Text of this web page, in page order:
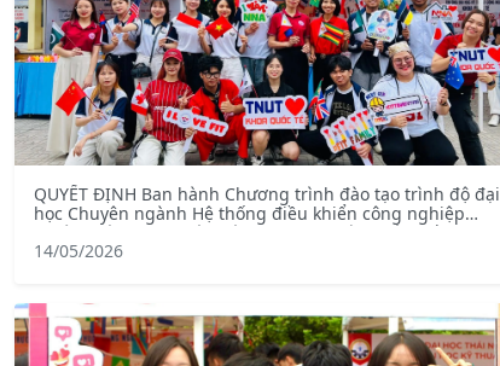
QUYẾT ĐỊNH Ban hành Chương trình đào tạo trình độ đại
học Chuyên ngành Hệ thống điều khiển công nghiệp
thuộc ngành Kỹ thuật điện – chương trình tiên tiến (mã
ngành: 7905228)
14/05/2026